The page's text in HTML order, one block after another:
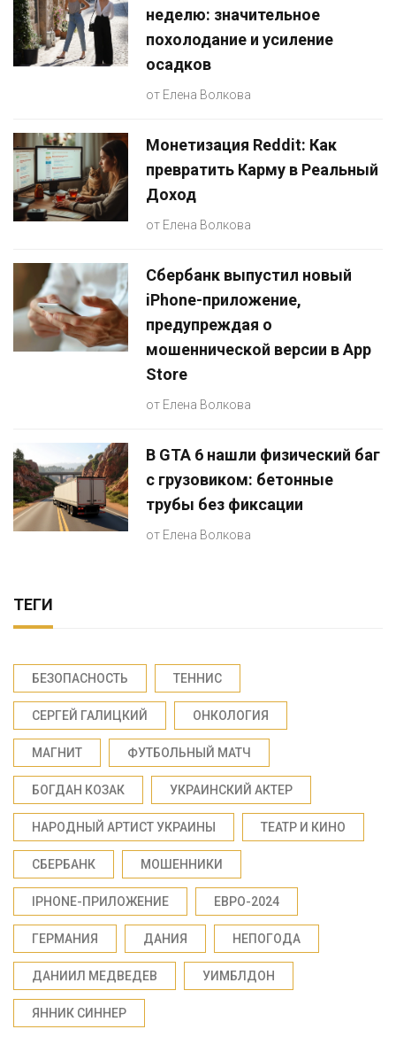
неделю: значительное
похолодание и усиление
осадков
от Елена Волкова
Монетизация Reddit: Как
превратить Карму в Реальный
Доход
от Елена Волкова
Сбербанк выпустил новый
iPhone-приложение,
предупреждая о
мошеннической версии в App
Store
от Елена Волкова
В GTA 6 нашли физический баг
с грузовиком: бетонные
трубы без фиксации
от Елена Волкова
ТЕГИ
БЕЗОПАСНОСТЬ ТЕННИС
СЕРГЕЙ ГАЛИЦКИЙ ОНКОЛОГИЯ
МАГНИТ ФУТБОЛЬНЫЙ МАТЧ
БОГДАН КОЗАК УКРАИНСКИЙ АКТЕР
НАРОДНЫЙ АРТИСТ УКРАИНЫ ТЕАТР И КИНО
СБЕРБАНК МОШЕННИКИ
IPHONE-ПРИЛОЖЕНИЕ ЕВРО-2024
ГЕРМАНИЯ ДАНИЯ НЕПОГОДА
ДАНИИЛ МЕДВЕДЕВ УИМБЛДОН
ЯННИК СИННЕР